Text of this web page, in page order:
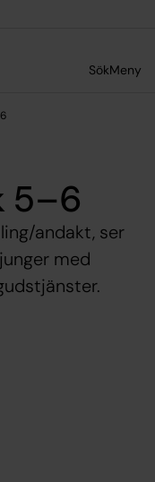
SökMeny
5–6
andakt, ser
med